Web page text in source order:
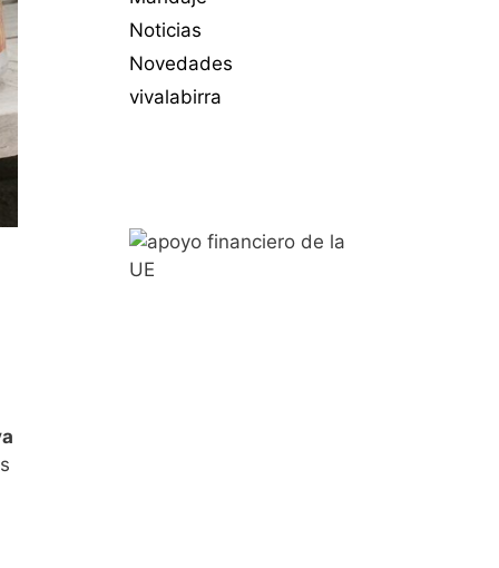
Noticias
Novedades
vivalabirra